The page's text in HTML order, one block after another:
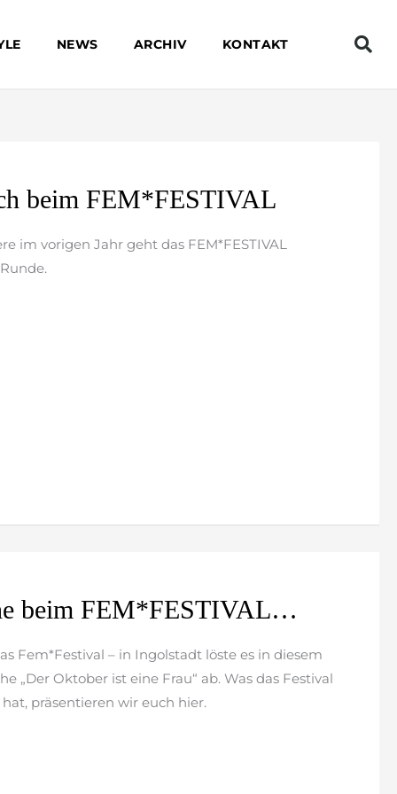
NEWS ARCHIV KONTAKT
beim FEM*FESTIVAL
im vorigen Jahr geht das FEM*FESTIVAL
beim FEM*FESTIVAL…
Fem*Festival – in Ingolstadt löste es in diesem
„Der Oktober ist eine Frau“ ab. Was das Festival
präsentieren wir euch hier.